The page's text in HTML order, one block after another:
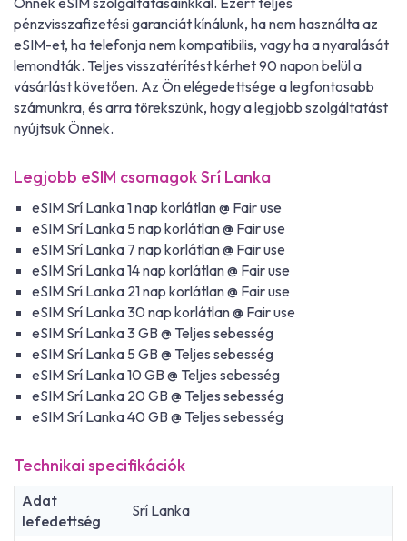
pénzvisszafizetési garanciát kínálunk, ha nem használta az
eSIM-et, ha telefonja nem kompatibilis, vagy ha a nyaralását
lemondták. Teljes visszatérítést kérhet 90 napon belül a
vásárlást követően. Az Ön elégedettsége a legfontosabb
számunkra, és arra törekszünk, hogy a legjobb szolgáltatást
nyújtsuk Önnek.
Legjobb eSIM csomagok Srí Lanka
eSIM Srí Lanka 1 nap korlátlan @ Fair use
eSIM Srí Lanka 5 nap korlátlan @ Fair use
eSIM Srí Lanka 7 nap korlátlan @ Fair use
eSIM Srí Lanka 14 nap korlátlan @ Fair use
eSIM Srí Lanka 21 nap korlátlan @ Fair use
eSIM Srí Lanka 30 nap korlátlan @ Fair use
eSIM Srí Lanka 3 GB @ Teljes sebesség
eSIM Srí Lanka 5 GB @ Teljes sebesség
eSIM Srí Lanka 10 GB @ Teljes sebesség
eSIM Srí Lanka 20 GB @ Teljes sebesség
eSIM Srí Lanka 40 GB @ Teljes sebesség
Technikai specifikációk
Adat
lefedettség
Srí Lanka